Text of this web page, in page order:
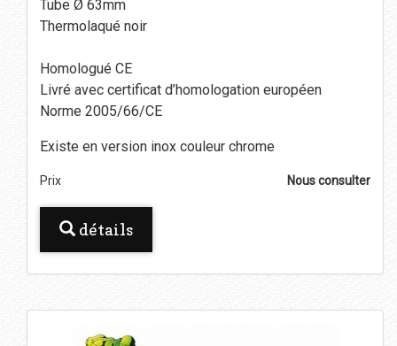
Tube Ø 63mm
Thermolaqué noir
Homologué CE
Livré avec certificat d’homologation européen
Norme 2005/66/CE
Existe en version inox couleur chrome
Prix Nous consulter
détails